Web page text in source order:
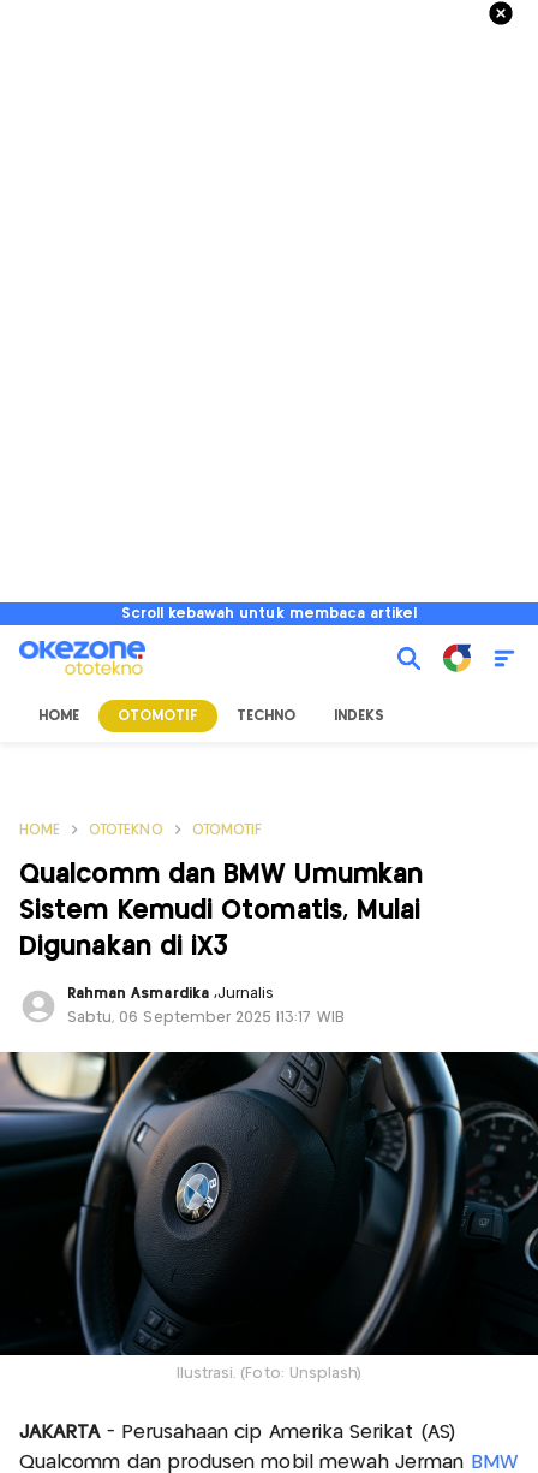
Scroll kebawah untuk membaca artikel
HOME OTOMOTIF TECHNO INDEKS
HOME OTOTEKNO OTOMOTIF
Qualcomm dan BMW Umumkan
Sistem Kemudi Otomatis, Mulai
Digunakan di iX3
Rahman Asmardika ,Jurnalis
Sabtu, 06 September 2025 |13:17 WIB
Ilustrasi. (Foto: Unsplash)
JAKARTA - Perusahaan cip Amerika Serikat (AS)
Qualcomm dan produsen mobil mewah Jerman BMW